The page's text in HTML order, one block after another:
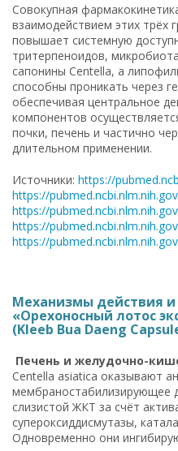
Совокупная
взаимодействием этих трёх
повышает системную
тритерпеноидов,
сапонины Centella, а
способны проникать через
обеспечивая центральное
компонентов
почки, печень и частично
длительном применении.
Источники: https://
https://
https://
https://
https://
Механизмы действия и
«Орехоносный лотос
(Kleeb Bua Daeng
Печень и желудочно-
Centella asiatica оказывают
мембраностабилизирующее
слизистой ЖКТ за счёт
супероксиддисмутазы,
Одновременно они